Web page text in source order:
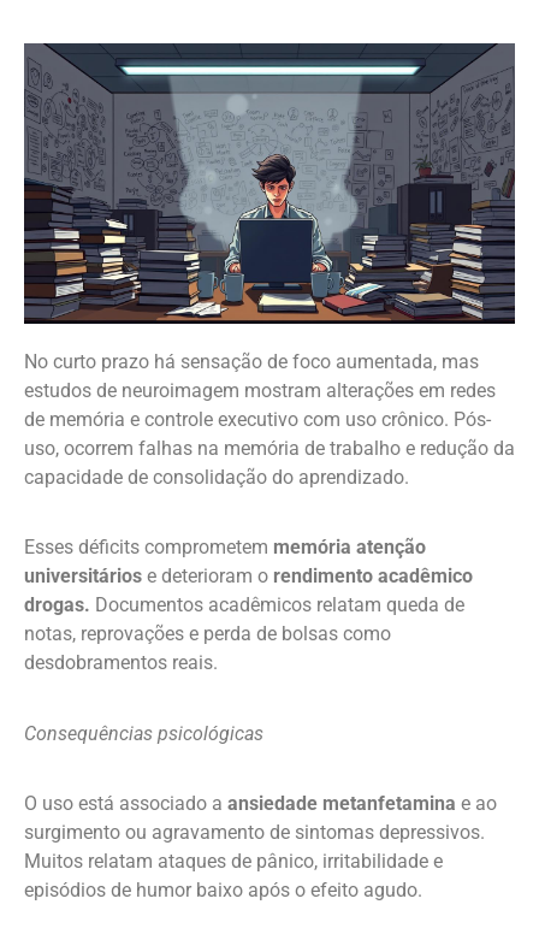
No curto prazo há sensação de foco aumentada, mas
estudos de neuroimagem mostram alterações em redes
de memória e controle executivo com uso crônico. Pós-
uso, ocorrem falhas na memória de trabalho e redução da
capacidade de consolidação do aprendizado.
Esses déficits comprometem memória atenção
universitários e deterioram o rendimento acadêmico
drogas. Documentos acadêmicos relatam queda de
notas, reprovações e perda de bolsas como
desdobramentos reais.
Consequências psicológicas
O uso está associado a ansiedade metanfetamina e ao
surgimento ou agravamento de sintomas depressivos.
Muitos relatam ataques de pânico, irritabilidade e
episódios de humor baixo após o efeito agudo.